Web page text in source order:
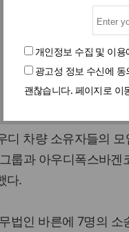
개인정보 수집 및 이용
광고성 정보 수신에 동
괜찮습니다. 페이지로 이
배출가스 조작 파문
디 차량 소유자들의
룹과 아우디폭스바
다.
법인 바른에 7명의